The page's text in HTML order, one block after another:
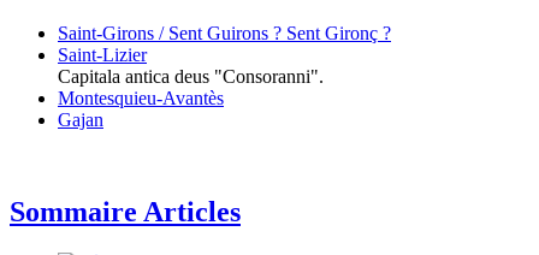
Saint-Girons / Sent Guirons ? Sent Gironç ?
Saint-Lizier
Capitala antica deus "Consoranni".
Montesquieu-Avantès
Gajan
Sommaire Articles